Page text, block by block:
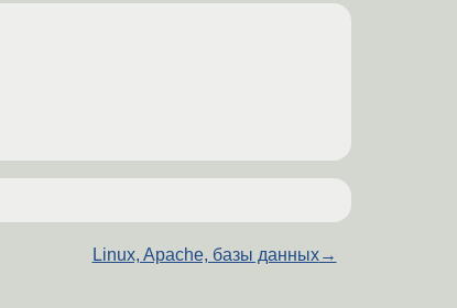
Linux, Apache, базы данных→